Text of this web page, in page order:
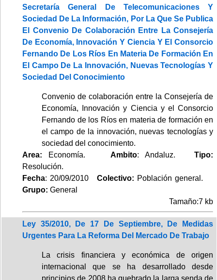
Secretaría General De Telecomunicaciones Y
Sociedad De La Información, Por La Que Se Publica
El Convenio De Colaboración Entre La Consejería
De Economía, Innovación Y Ciencia Y El Consorcio
Fernando De Los Ríos En Materia De Formación En
El Campo De La Innovación, Nuevas Tecnologías Y
Sociedad Del Conocimiento
Convenio de colaboración entre la Consejería de
Economía, Innovación y Ciencia y el Consorcio
Fernando de los Ríos en materia de formación en
el campo de la innovación, nuevas tecnologías y
sociedad del conocimiento.
Area: Economía. Ambito: Andaluz. Tipo:
Resolución.
Fecha: 20/09/2010Colectivo: Población general.
Grupo: General
Tamaño:7 kb
Ley 35/2010, De 17 De Septiembre, De Medidas
Urgentes Para La Reforma Del Mercado De Trabajo
La crisis financiera y económica de origen
internacional que se ha desarrollado desde
principios de 2008 ha quebrado la larga senda de